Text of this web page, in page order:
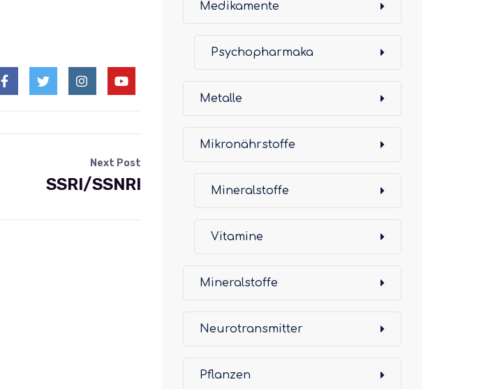
Next Post
SSRI/SSNRI
Medikamente
Psychopharmaka
Metalle
Mikronährstoffe
Mineralstoffe
Vitamine
Mineralstoffe
Neurotransmitter
Pflanzen